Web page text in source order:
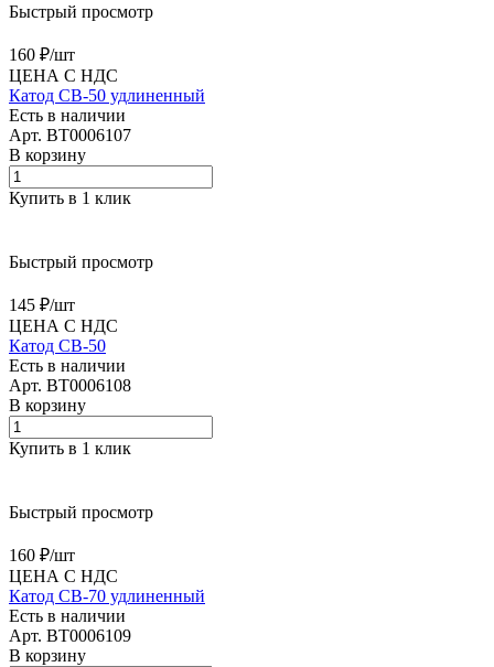
Быстрый просмотр
160 ₽/шт
ЦЕНА С НДС
Катод CB-50 удлиненный
Есть в наличии
Арт. BT0006107
В корзину
Купить в 1 клик
Быстрый просмотр
145 ₽/шт
ЦЕНА С НДС
Катод CB-50
Есть в наличии
Арт. BT0006108
В корзину
Купить в 1 клик
Быстрый просмотр
160 ₽/шт
ЦЕНА С НДС
Катод CB-70 удлиненный
Есть в наличии
Арт. BT0006109
В корзину